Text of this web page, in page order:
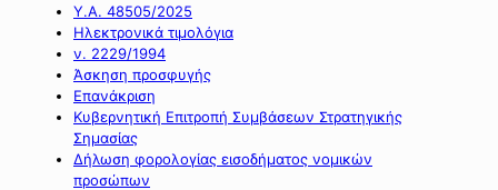
Υ.Α. 48505/2025
Ηλεκτρονικά τιμολόγια
ν. 2229/1994
Άσκηση προσφυγής
Επανάκριση
Κυβερνητική Επιτροπή Συμβάσεων Στρατηγικής
Σημασίας
Δήλωση φορολογίας εισοδήματος νομικών
προσώπων